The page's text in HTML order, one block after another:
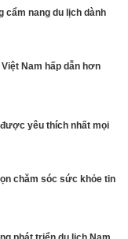
cẩm nang du lịch dành
Nam hấp dẫn hơn
yêu thích nhất mọi
chăm sóc sức khỏe tin